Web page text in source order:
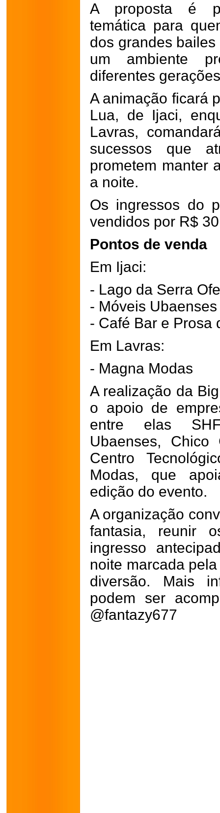
A proposta é
temática para
dos grandes
um ambiente
diferentes
A animação ficará
Lua, de Ijaci,
Lavras,
sucessos que
prometem manter
a noite.
Os ingressos do
vendidos por R$
Pontos de venda
Em Ijaci:
- Lago da Serra
- Móveis Ubaenses
- Café Bar e Prosa
Em Lavras:
- Magna Modas
A realização da
o apoio de
entre elas
Ubaenses,
Centro
Modas, que
edição do evento.
A organização
fantasia, reunir
ingresso
noite marcada
diversão. Mais
podem ser
@fantazy677